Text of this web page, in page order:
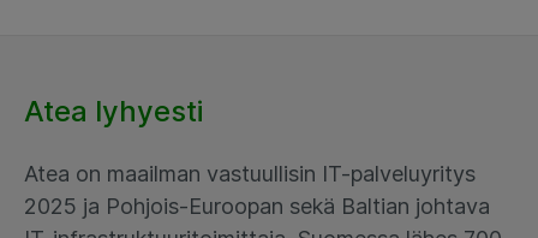
Atea lyhyesti
Atea on maailman vastuullisin IT-palveluyritys
2025 ja Pohjois-Euroopan sekä Baltian johtava